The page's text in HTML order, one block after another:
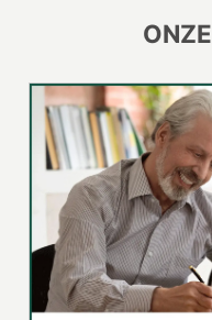
ONZE